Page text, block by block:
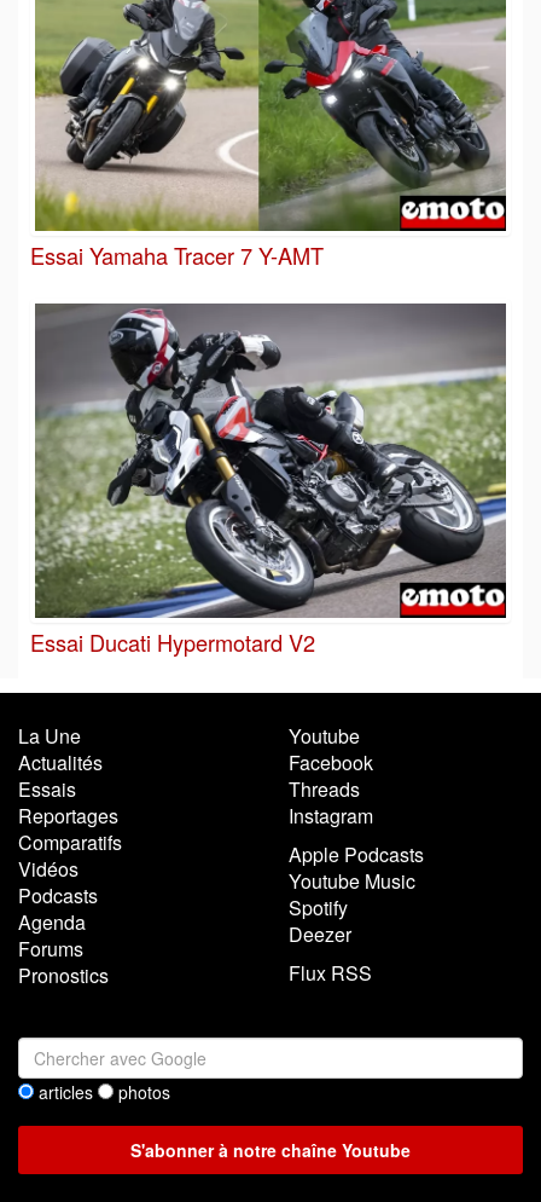
Essai Yamaha Tracer 7 Y-AMT
Essai Ducati Hypermotard V2
La Une
Actualités
Essais
Reportages
Comparatifs
Vidéos
Podcasts
Agenda
Forums
Pronostics
Youtube
Facebook
Threads
Instagram
Apple Podcasts
Youtube Music
Spotify
Deezer
Flux RSS
articles photos